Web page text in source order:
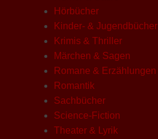
Hörbücher
Kinder- & Jugendbücher
Krimis & Thriller
Märchen & Sagen
Romane & Erzählungen
Romantik
Sachbücher
Science-Fiction
Theater & Lyrik